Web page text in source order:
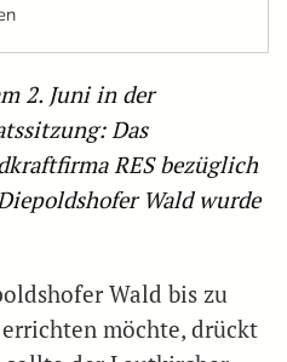
2. Juni in der
Das
RES bezüglich
Wald wurde
Wald bis zu
möchte, drückt